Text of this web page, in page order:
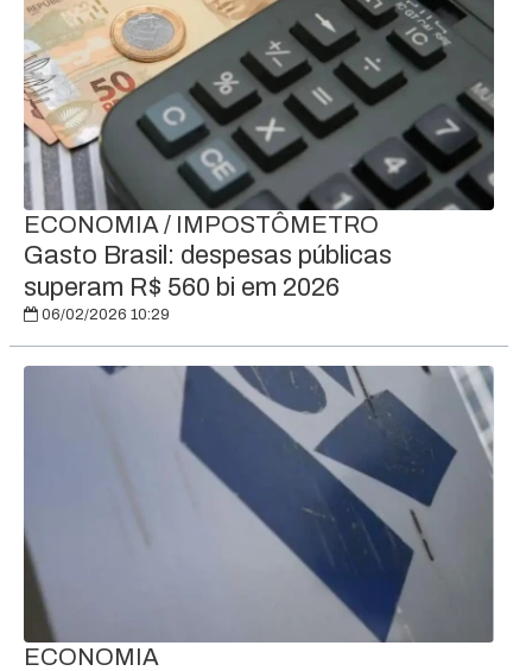
ECONOMIA / IMPOSTÔMETRO
Gasto Brasil: despesas públicas
superam R$ 560 bi em 2026
06/02/2026 10:29
ECONOMIA